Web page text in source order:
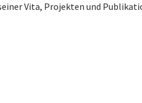
Vita, Projekten und